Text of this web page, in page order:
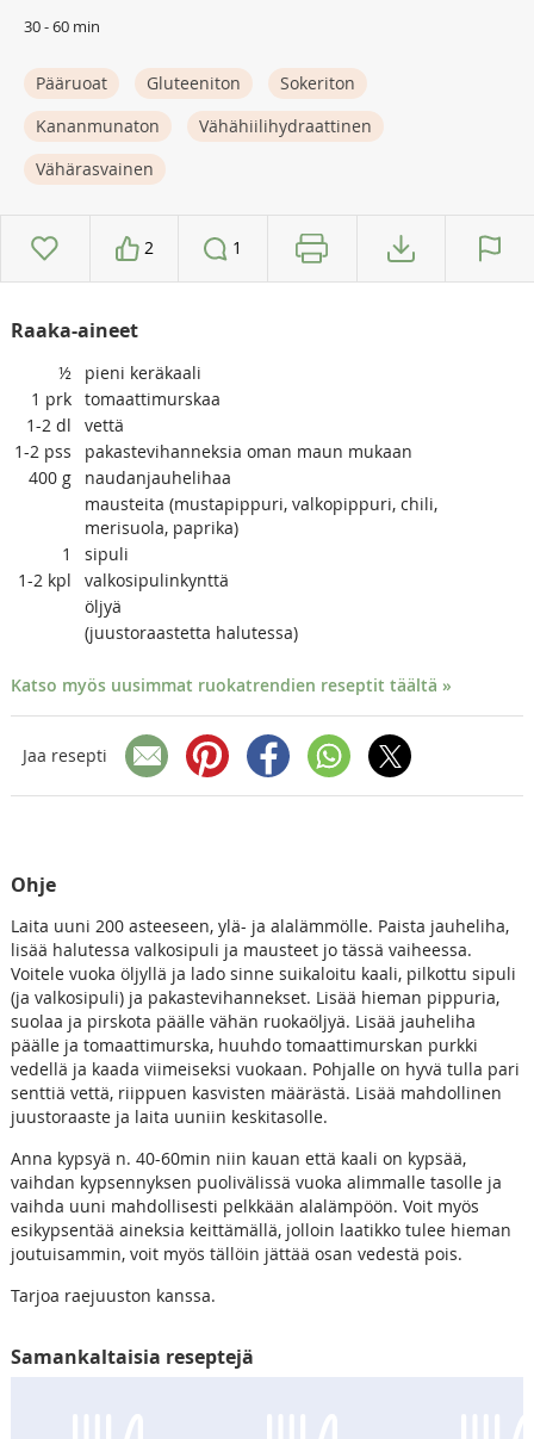
30 - 60 min
Pääruoat Gluteeniton
Sokeriton
Kananmunaton
Vähähiilihydraattinen
Vähärasvainen
2 1
Raaka-aineet
½
pieni keräkaali
1 prk tomaattimurskaa
1-2 dl
vettä
1-2 pss
pakastevihanneksia oman maun mukaan
400 g
naudanjauhelihaa
mausteita (mustapippuri, valkopippuri, chili,
merisuola, paprika)
1
sipuli
1-2 kpl
valkosipulinkynttä
öljyä
(juustoraastetta halutessa)
Katso myös uusimmat ruokatrendien reseptit täältä »
Jaa resepti
Ohje
Laita uuni 200 asteeseen, ylä- ja alalämmölle. Paista jauheliha,
lisää halutessa valkosipuli ja mausteet jo tässä vaiheessa.
Voitele vuoka öljyllä ja lado sinne suikaloitu kaali, pilkottu sipuli
(ja valkosipuli) ja pakastevihannekset. Lisää hieman pippuria,
suolaa ja pirskota päälle vähän ruokaöljyä. Lisää jauheliha
päälle ja tomaattimurska, huuhdo tomaattimurskan purkki
vedellä ja kaada viimeiseksi vuokaan. Pohjalle on hyvä tulla pari
senttiä vettä, riippuen kasvisten määrästä. Lisää mahdollinen
juustoraaste ja laita uuniin keskitasolle.
Anna kypsyä n. 40-60min niin kauan että kaali on kypsää,
vaihdan kypsennyksen puolivälissä vuoka alimmalle tasolle ja
vaihda uuni mahdollisesti pelkkään alalämpöön. Voit myös
esikypsentää aineksia keittämällä, jolloin laatikko tulee hieman
joutuisammin, voit myös tällöin jättää osan vedestä pois.
Tarjoa raejuuston kanssa.
Samankaltaisia reseptejä